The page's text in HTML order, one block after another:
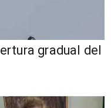
gradual del